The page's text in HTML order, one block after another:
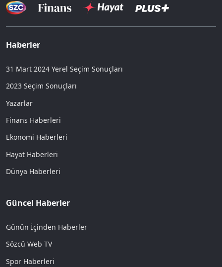
Haberler
31 Mart 2024 Yerel Seçim Sonuçları
2023 Seçim Sonuçları
Yazarlar
Finans Haberleri
Ekonomi Haberleri
Hayat Haberleri
Dünya Haberleri
Güncel Haberler
Günün İçinden Haberler
Sözcü Web TV
Spor Haberleri